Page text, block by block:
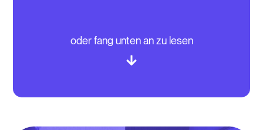
oder fang unten an zu lesen